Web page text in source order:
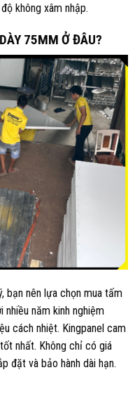
không xâm nhập.
75MM Ở ĐÂU?
bạn nên lựa chọn mua tấm
nhiều năm kinh nghiệm
cách nhiệt. Kingpanel cam
nhất. Không chỉ có giá
đặt và bảo hành dài hạn.